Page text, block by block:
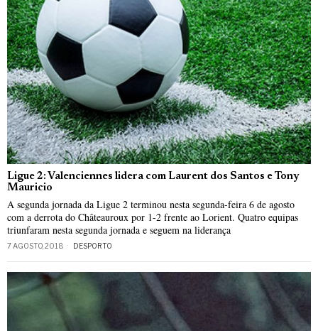
Ligue 2: Valenciennes lidera com Laurent dos Santos e Tony
Mauricio
A segunda jornada da Ligue 2 terminou nesta segunda-feira 6 de agosto
com a derrota do Châteauroux por 1-2 frente ao Lorient. Quatro equipas
triunfaram nesta segunda jornada e seguem na liderança
7 AGOSTO, 2018 DESPORTO